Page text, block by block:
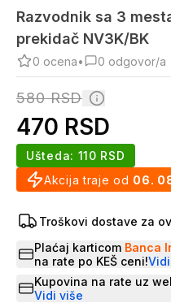
Razvodnik sa 3
prekidač NV3K/BK
0 ocena• 0 odgovor/a
580RSD
470 RSD
Akcija traje od 06.
Ušteda: 110 RSD
Troškovi dostave za
Plaćaj karticom Banca
na rate po KEŠ ceni!
Kupovina na rate uz
Vidi više